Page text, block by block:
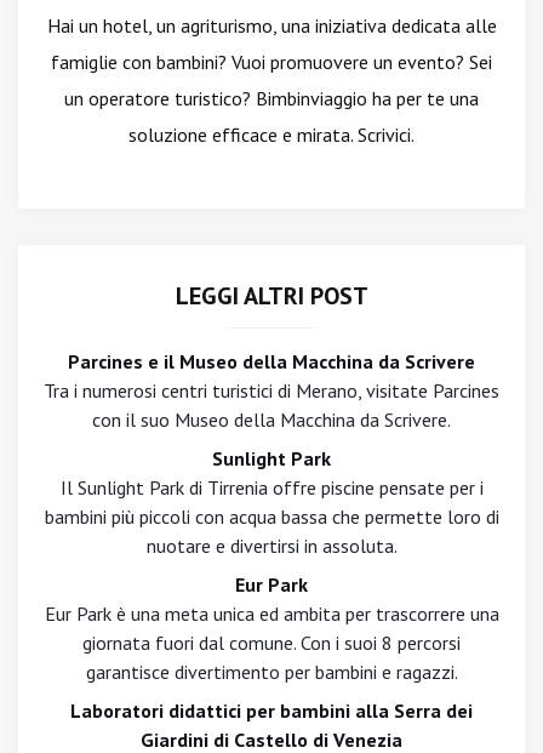
Hai un hotel, un agriturismo, una iniziativa dedicata alle
famiglie con bambini? Vuoi promuovere un evento? Sei
un operatore turistico? Bimbinviaggio ha per te una
soluzione efficace e mirata. Scrivici.
LEGGI ALTRI POST
Parcines e il Museo della Macchina da Scrivere
Tra i numerosi centri turistici di Merano, visitate Parcines
con il suo Museo della Macchina da Scrivere.
Sunlight Park
Il Sunlight Park di Tirrenia offre piscine pensate per i
bambini più piccoli con acqua bassa che permette loro di
nuotare e divertirsi in assoluta.
Eur Park
Eur Park è una meta unica ed ambita per trascorrere una
giornata fuori dal comune. Con i suoi 8 percorsi
garantisce divertimento per bambini e ragazzi.
Laboratori didattici per bambini alla Serra dei
Giardini di Castello di Venezia